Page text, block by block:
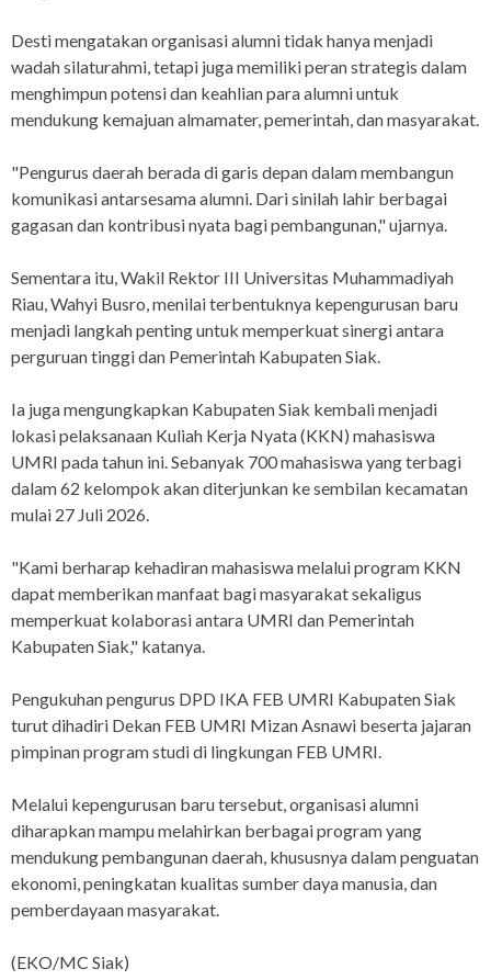
Desti mengatakan organisasi alumni tidak hanya menjadi
wadah silaturahmi, tetapi juga memiliki peran strategis dalam
menghimpun potensi dan keahlian para alumni untuk
mendukung kemajuan almamater, pemerintah, dan masyarakat.
"Pengurus daerah berada di garis depan dalam membangun
komunikasi antarsesama alumni. Dari sinilah lahir berbagai
gagasan dan kontribusi nyata bagi pembangunan," ujarnya.
Sementara itu, Wakil Rektor III Universitas Muhammadiyah
Riau, Wahyi Busro, menilai terbentuknya kepengurusan baru
menjadi langkah penting untuk memperkuat sinergi antara
perguruan tinggi dan Pemerintah Kabupaten Siak.
Ia juga mengungkapkan Kabupaten Siak kembali menjadi
lokasi pelaksanaan Kuliah Kerja Nyata (KKN) mahasiswa
UMRI pada tahun ini. Sebanyak 700 mahasiswa yang terbagi
dalam 62 kelompok akan diterjunkan ke sembilan kecamatan
mulai 27 Juli 2026.
"Kami berharap kehadiran mahasiswa melalui program KKN
dapat memberikan manfaat bagi masyarakat sekaligus
memperkuat kolaborasi antara UMRI dan Pemerintah
Kabupaten Siak," katanya.
Pengukuhan pengurus DPD IKA FEB UMRI Kabupaten Siak
turut dihadiri Dekan FEB UMRI Mizan Asnawi beserta jajaran
pimpinan program studi di lingkungan FEB UMRI.
Melalui kepengurusan baru tersebut, organisasi alumni
diharapkan mampu melahirkan berbagai program yang
mendukung pembangunan daerah, khususnya dalam penguatan
ekonomi, peningkatan kualitas sumber daya manusia, dan
pemberdayaan masyarakat.
(EKO/MC Siak)